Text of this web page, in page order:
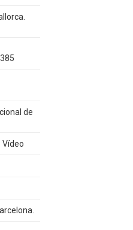
de
Vídeo